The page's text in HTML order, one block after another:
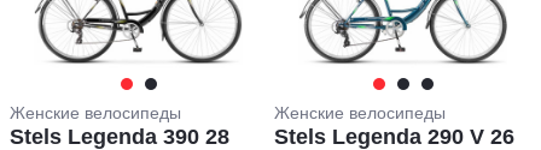
Женские велосипеды
Stels Legenda 390 28
Женские велосипеды
Stels Legenda 290 V 26